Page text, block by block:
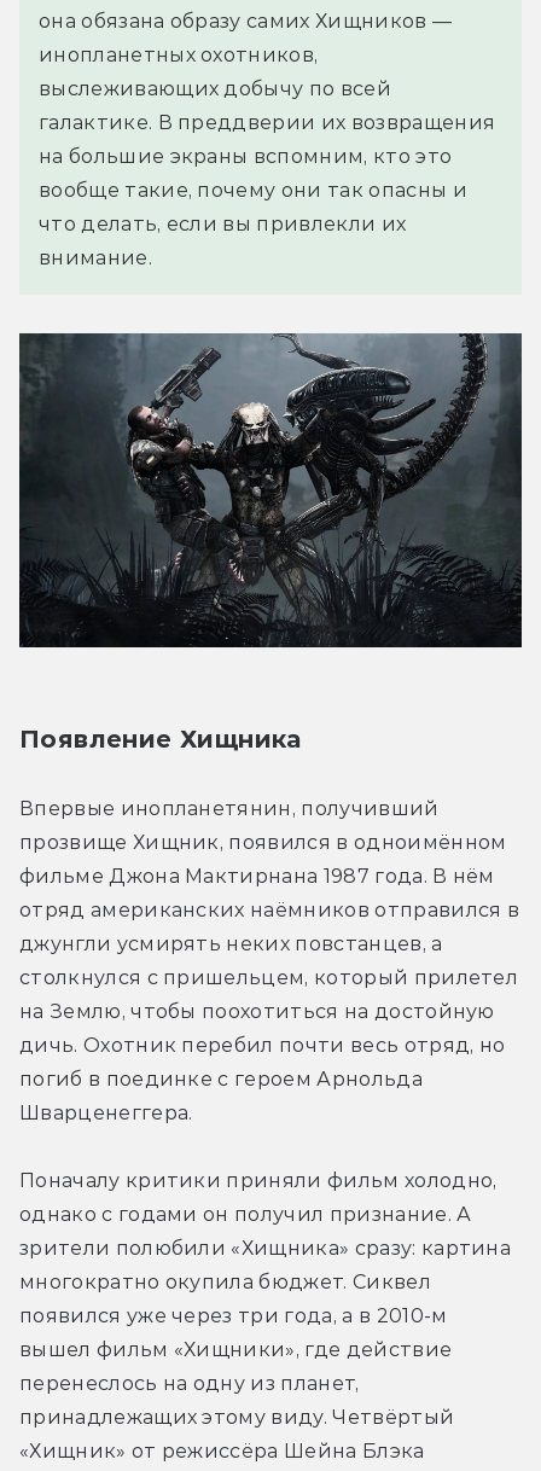
она обязана образу самих Хищников —
инопланетных охотников,
выслеживающих добычу по всей
галактике. В преддверии их возвращения
на большие экраны вспомним, кто это
вообще такие, почему они так опасны и
что делать, если вы привлекли их
внимание.
Появление Хищника
Впервые инопланетянин, получивший
прозвище Хищник, появился в одноимённом
фильме Джона Мактирнана 1987 года. В нём
отряд американских наёмников отправился в
джунгли усмирять неких повстанцев, а
столкнулся с пришельцем, который прилетел
на Землю, чтобы поохотиться на достойную
дичь. Охотник перебил почти весь отряд, но
погиб в поединке с героем Арнольда
Шварценеггера.
Поначалу критики приняли фильм холодно,
однако с годами он получил признание. А
зрители полюбили «Хищника» сразу: картина
многократно окупила бюджет. Сиквел
появился уже через три года, а в 2010-м
вышел фильм «Хищники», где действие
перенеслось на одну из планет,
принадлежащих этому виду. Четвёртый
«Хищник» от режиссёра Шейна Блэка